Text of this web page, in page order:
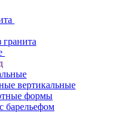
вертикальные
формы
барельефом